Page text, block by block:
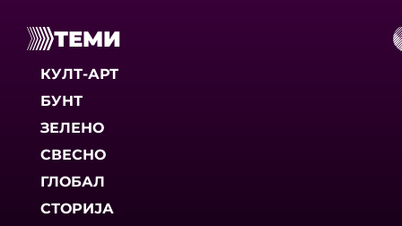
ТЕМИ
КУЛТ-АРТ
БУНТ
ЗЕЛЕНО
СВЕСНО
ГЛОБАЛ
СТОРИЈА